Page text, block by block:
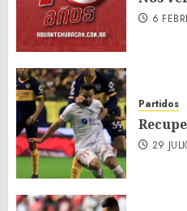
6
Partidos
29